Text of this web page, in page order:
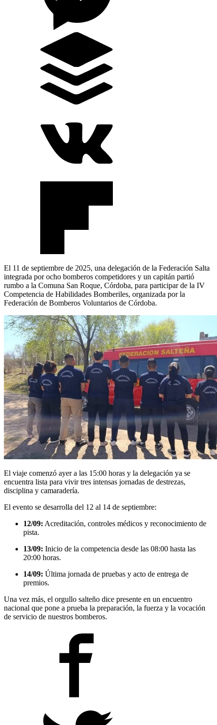
El 11 de septiembre de 2025, una delegación de la Federación Salta
integrada por ocho bomberos competidores y un capitán partió
rumbo a la Comuna San Roque, Córdoba, para participar de la IV
Competencia de Habilidades Bomberiles, organizada por la
Federación de Bomberos Voluntarios de Córdoba.
El viaje comenzó ayer a las 15:00 horas y la delegación ya se
encuentra lista para vivir tres intensas jornadas de destrezas,
disciplina y camaradería.
El evento se desarrolla del 12 al 14 de septiembre:
12/09: Acreditación, controles médicos y reconocimiento de
pista.
13/09: Inicio de la competencia desde las 08:00 hasta las
20:00 horas.
14/09: Última jornada de pruebas y acto de entrega de
premios.
Una vez más, el orgullo salteño dice presente en un encuentro
nacional que pone a prueba la preparación, la fuerza y la vocación
de servicio de nuestros bomberos.